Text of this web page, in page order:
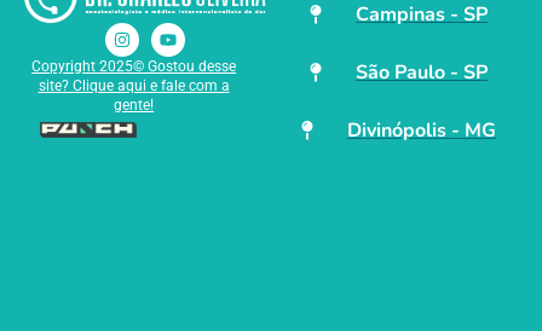
Copyright 2025© Gostou desse
site? Clique aqui e fale com a
gente!
Campinas - SP
São Paulo - SP
Divinópolis - MG